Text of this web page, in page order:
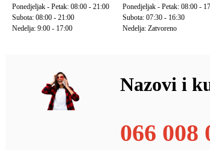
Ponedjeljak - Petak: 08:00 - 21:00
Subota: 08:00 - 21:00
Nedelja: 9:00 - 17:00
Ponedjeljak - Petak: 08:00 -
Subota: 07:30 - 16:30
Nedelja: Zatvoreno
Nazovi i
066 008